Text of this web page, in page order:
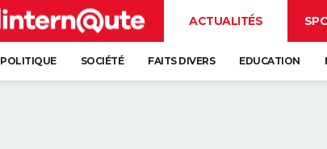
ACTUALITÉS
POLITIQUE SOCIÉTÉ FAITS DIVERS EDUCATION